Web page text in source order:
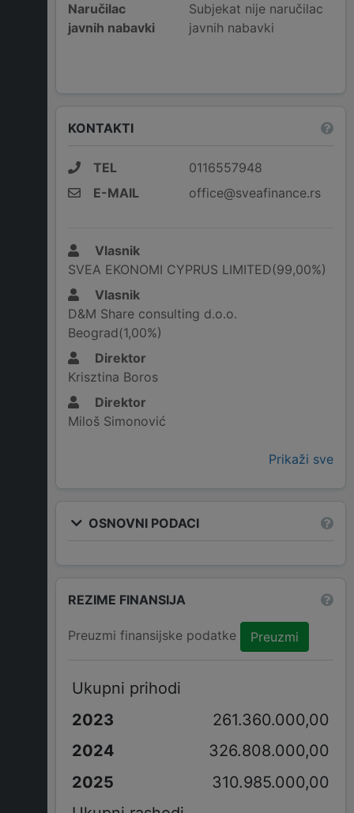
Naručilac
javnih nabavki
Subjekat nije naručilac
javnih nabavki
KONTAKTI
TEL
0116557948
E-MAIL
office@sveafinance.rs
Vlasnik
SVEA EKONOMI CYPRUS LIMITED(99,00%)
Vlasnik
D&M Share consulting d.o.o.
Beograd(1,00%)
Direktor
Krisztina Boros
Direktor
Miloš Simonović
Prikaži sve
OSNOVNI PODACI
REZIME FINANSIJA
Preuzmi finansijske podatke Preuzmi
Ukupni prihodi
261.360.000,00
326.808.000,00
310.985.000,00